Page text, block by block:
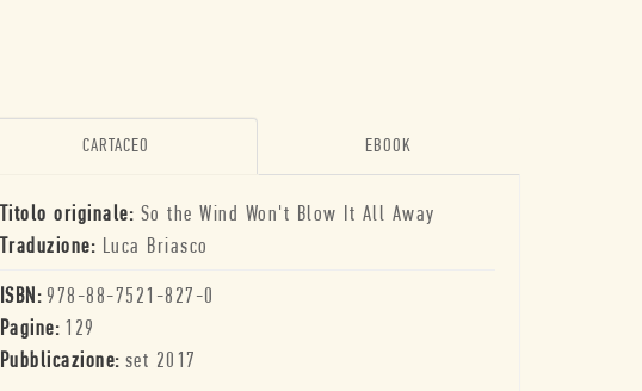
CARTACEO EBOOK
Titolo originale: So the Wind Won't Blow It All Away
Traduzione: Luca Briasco
ISBN: 978-88-7521-827-0
Pagine: 129
Pubblicazione: set 2017